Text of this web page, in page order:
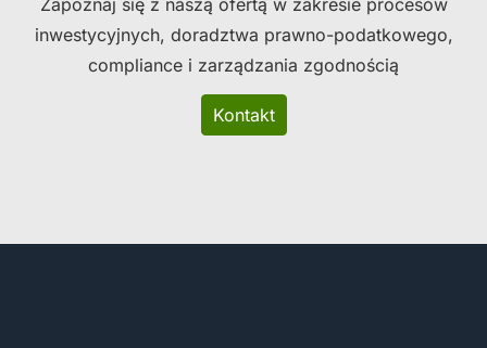
Zapoznaj się z naszą ofertą w zakresie procesów
inwestycyjnych, doradztwa prawno-podatkowego,
compliance i zarządzania zgodnością
Kontakt